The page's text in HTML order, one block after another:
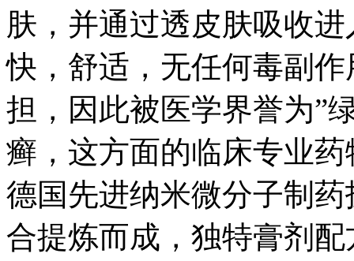
肤，并通过透皮肤吸收
快，舒适，无任何毒副
担，因此被医学界誉为”
癣，这方面的临床专业
德国先进纳米微分子制
合提炼而成，独特膏剂